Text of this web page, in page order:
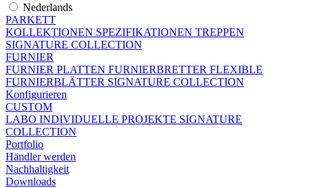
Nederlands
PARKETT
KOLLEKTIONEN SPEZIFIKATIONEN TREPPEN
SIGNATURE COLLECTION
FURNIER
FURNIER PLATTEN FURNIERBRETTER FLEXIBLE
FURNIERBLÄTTER SIGNATURE COLLECTION
Konfigurieren
CUSTOM
LABO INDIVIDUELLE PROJEKTE SIGNATURE
COLLECTION
Portfolio
Händler werden
Nachhaltigkeit
Downloads